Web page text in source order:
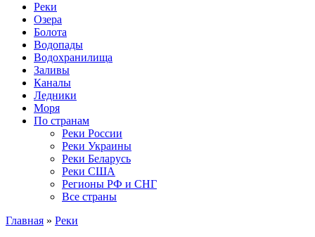
Реки
Озера
Болота
Водопады
Водохранилища
Заливы
Каналы
Ледники
Моря
По странам
Реки России
Реки Украины
Реки Беларусь
Реки США
Регионы РФ и СНГ
Все страны
Главная » Реки